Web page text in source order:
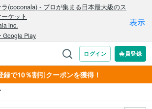
録で10％割引クーポンを獲得！